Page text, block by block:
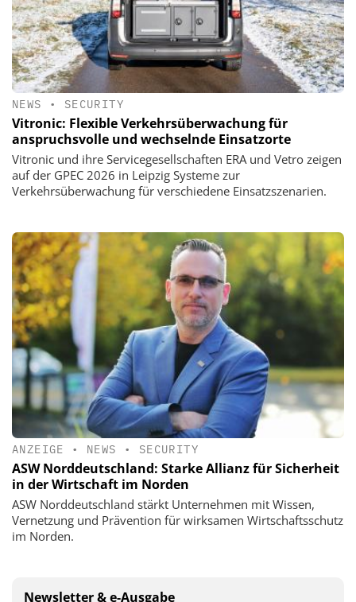
NEWS • SECURITY
Vitronic: Flexible Verkehrsüberwachung für
anspruchsvolle und wechselnde Einsatzorte
Vitronic und ihre Servicegesellschaften ERA und Vetro zeigen
auf der GPEC 2026 in Leipzig Systeme zur
Verkehrsüberwachung für verschiedene Einsatzszenarien.
ANZEIGE • NEWS • SECURITY
ASW Norddeutschland: Starke Allianz für Sicherheit
in der Wirtschaft im Norden
ASW Norddeutschland stärkt Unternehmen mit Wissen,
Vernetzung und Prävention für wirksamen Wirtschaftsschutz
im Norden.
Newsletter & e-Ausgabe